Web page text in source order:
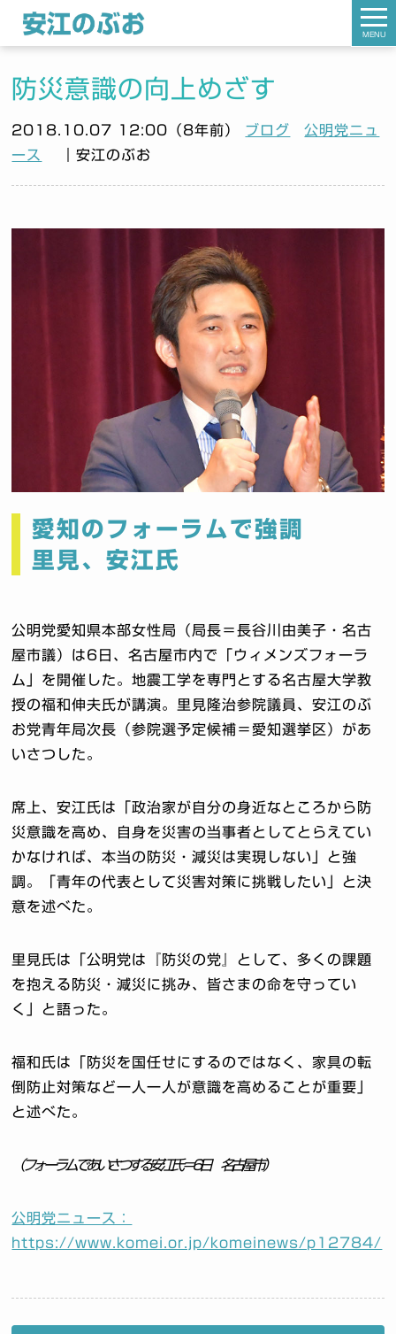
防災意識の向上めざす
2018.10.07 12:00（8年前） ブログ
公明党ニュ
ース
｜安江のぶお
愛知のフォーラムで強調
里見、安江氏
公明党愛知県本部女性局（局長＝長谷川由美子・名古
屋市議）は6日、名古屋市内で「ウィメンズフォーラ
ム」を開催した。地震工学を専門とする名古屋大学教
授の福和伸夫氏が講演。里見隆治参院議員、安江のぶ
お党青年局次長（参院選予定候補＝愛知選挙区）があ
いさつした。
席上、安江氏は「政治家が自分の身近なところから防
災意識を高め、自身を災害の当事者としてとらえてい
かなければ、本当の防災・減災は実現しない」と強
調。「青年の代表として災害対策に挑戦したい」と決
意を述べた。
里見氏は「公明党は『防災の党』として、多くの課題
を抱える防災・減災に挑み、皆さまの命を守ってい
く」と語った。
福和氏は「防災を国任せにするのではなく、家具の転
倒防止対策など一人一人が意識を高めることが重要」
と述べた。
（フォーラムであいさつする安江氏＝6日 名古屋市）
公明党ニュース：
https://www.komei.or.jp/komeinews/p12784/
MENU